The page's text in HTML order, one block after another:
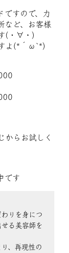
ですので、力
など、お客様
(・∀・)
すよ(*´ω`*)
からお試しく
です
りを身につ
る美容師を
、再現性の